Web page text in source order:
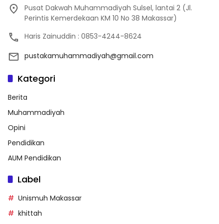
Pusat Dakwah Muhammadiyah Sulsel, lantai 2 (Jl.
Perintis Kemerdekaan KM 10 No 38 Makassar)
Haris Zainuddin : 0853-4244-8624
pustakamuhammadiyah@gmail.com
Kategori
Berita
Muhammadiyah
Opini
Pendidikan
AUM Pendidikan
Label
Unismuh Makassar
khittah